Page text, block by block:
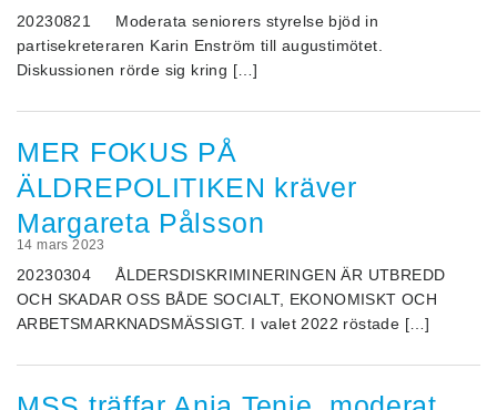
20230821 Moderata seniorers styrelse bjöd in
partisekreteraren Karin Enström till augustimötet.
Diskussionen rörde sig kring […]
MER FOKUS PÅ
ÄLDREPOLITIKEN kräver
Margareta Pålsson
14 mars 2023
20230304 ÅLDERSDISKRIMINERINGEN ÄR UTBREDD
OCH SKADAR OSS BÅDE SOCIALT, EKONOMISKT OCH
ARBETSMARKNADSMÄSSIGT. I valet 2022 röstade […]